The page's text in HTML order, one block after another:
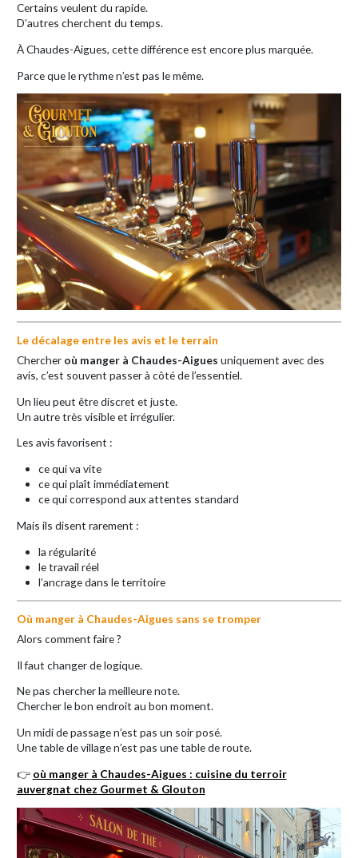
Certains veulent du rapide.
D’autres cherchent du temps.
À Chaudes-Aigues, cette différence est encore plus marquée.
Parce que le rythme n’est pas le même.
Le décalage entre les avis et le terrain
Chercher où manger à Chaudes-Aigues uniquement avec des
avis, c’est souvent passer à côté de l’essentiel.
Un lieu peut être discret et juste.
Un autre très visible et irrégulier.
Les avis favorisent :
ce qui va vite
ce qui plaît immédiatement
ce qui correspond aux attentes standard
Mais ils disent rarement :
la régularité
le travail réel
l’ancrage dans le territoire
Où manger à Chaudes-Aigues sans se tromper
Alors comment faire ?
Il faut changer de logique.
Ne pas chercher la meilleure note.
Chercher le bon endroit au bon moment.
Un midi de passage n’est pas un soir posé.
Une table de village n’est pas une table de route.
👉 où manger à Chaudes-Aigues : cuisine du terroir
auvergnat chez Gourmet & Glouton